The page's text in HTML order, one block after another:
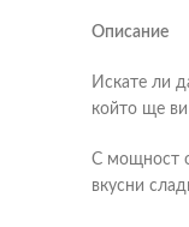
Описание
Искате ли
който ще ви
С мощност
вкусни